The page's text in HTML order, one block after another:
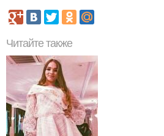
Читайте также